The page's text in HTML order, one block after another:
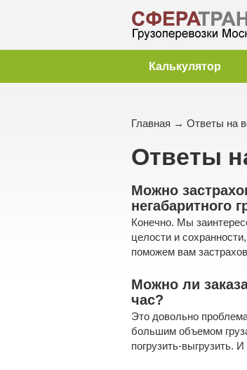
Калькулятор
Главная → Ответы на
Ответы
Можно
негабаритного
Конечно. Мы
целости и
поможем вам
Можно ли
час?
Это довольно
большим объемом
погрузить-выгрузить.